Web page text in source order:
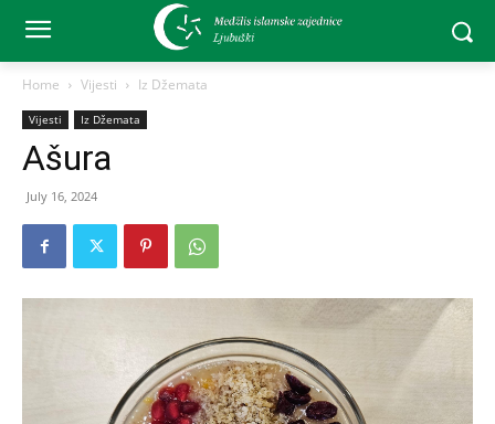
Home Vijesti Iz Džemata
Vijesti Iz Džemata
Ašura
July 16, 2024